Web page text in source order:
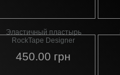
Эластичный пластырь
RockTape Designer
450.00 грн